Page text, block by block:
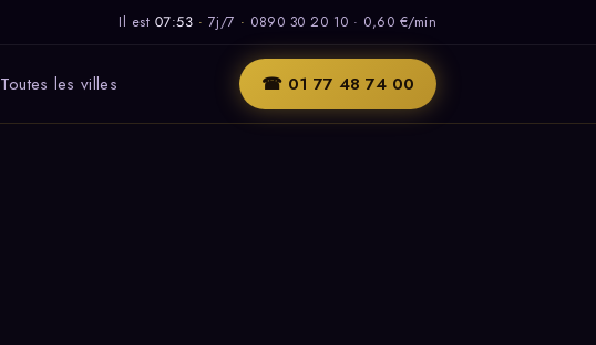
Il est 07:53 · 7j/7 · 0890 30 20 10 · 0,60 €/min
Toutes les villes ☎ 01 77 48 74 00